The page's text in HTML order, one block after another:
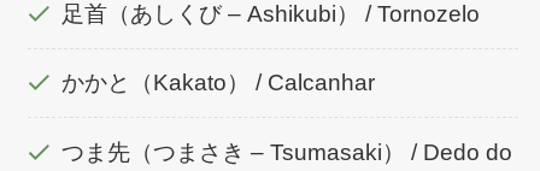
足首（あしくび – Ashikubi） / Tornozelo
かかと（Kakato） / Calcanhar
つま先（つまさき – Tsumasaki） / Dedo do